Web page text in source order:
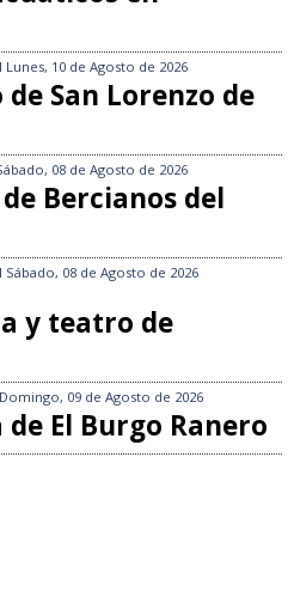
Lunes, 10 de Agosto de 2026
San Lorenzo de
08 de Agosto de 2026
Bercianos del
Sábado, 08 de Agosto de 2026
y teatro de
Domingo, 09 de Agosto de 2026
El Burgo Ranero